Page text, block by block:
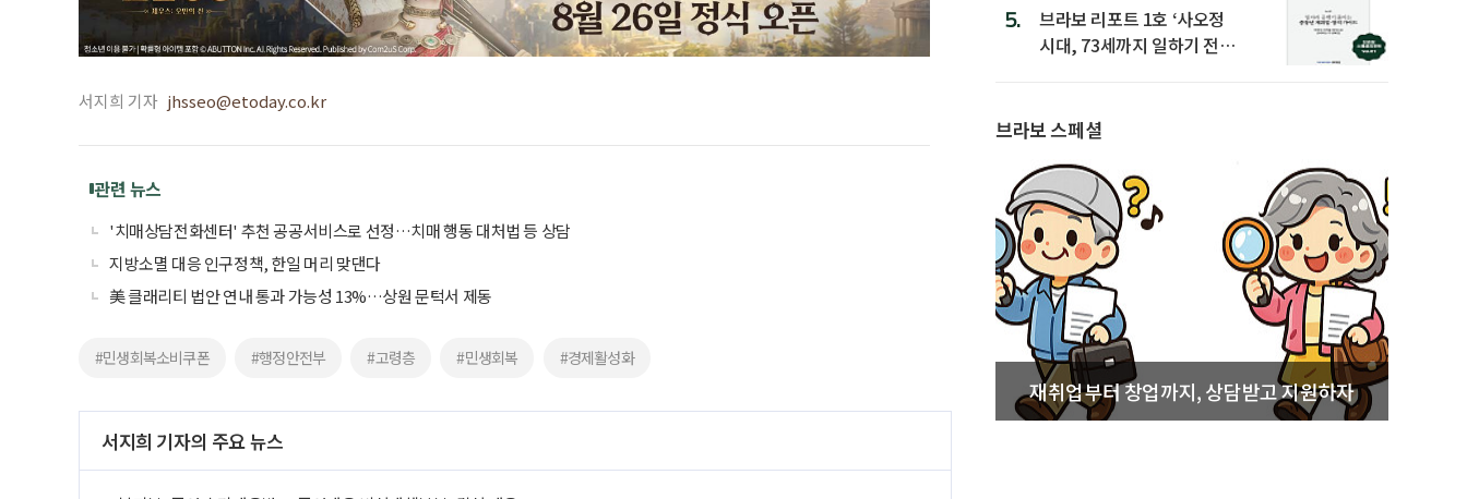
서지희 기자 jhsseo@etoday.co.kr
관련 뉴스
'치매상담전화센터' 추천 공공서비스로 선정…치매 행동 대처법 등 상담
지방소멸 대응 인구정책, 한일 머리 맞댄다
美 클래리티 법안 연내 통과 가능성 13%…상원 문턱서 제동
#민생회복소비쿠폰 #행정안전부 #고령층 #민생회복 #경제활성화
서지희 기자의 주요 뉴스
5.
브라보 리포트 1호 ‘사오정
시대, 73세까지 일하기 전략’
브라보 스페셜
재취업부터 창업까지, 상담받고 지원하자